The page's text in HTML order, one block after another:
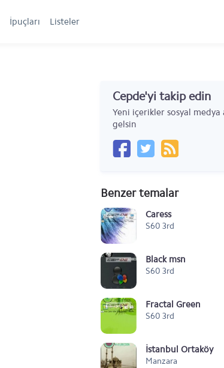
İpuçları Listeler
Cepde'yi takip edin
Yeni içerikler sosyal medya
gelsin
Benzer temalar
Caress
S60 3rd
Black msn
S60 3rd
Fractal Green
S60 3rd
İstanbul Ortaköy
Manzara